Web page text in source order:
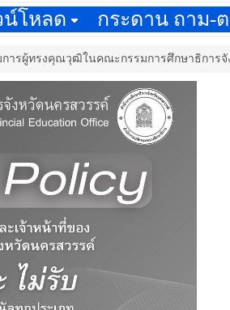
น์โหลด กระดาน ถาม-
ารผู้ทรงคุณวุฒิในคณะกรรมการศึกษาธิการจั